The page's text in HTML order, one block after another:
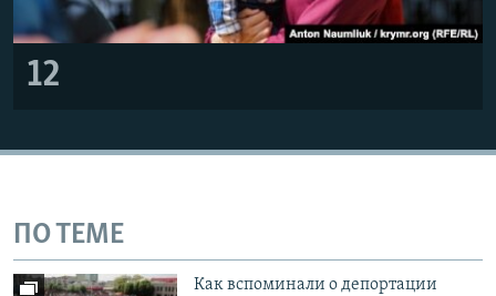
12
ПО ТЕМЕ
Как вспоминали о депортации